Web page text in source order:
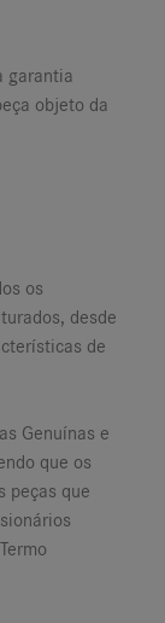
garantia
objeto da
os
desde
de
Genuínas e
que os
peças que